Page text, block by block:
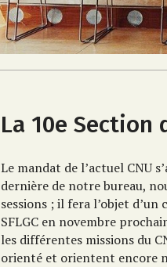
La 10e Section
Le mandat de l’actuel CNU
dernière de notre bureau,
sessions ; il fera l’objet
SFLGC en novembre
les différentes missions du
orienté et orientent encore